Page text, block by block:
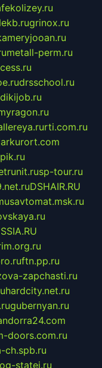
grinox.ru
metall-perm.ru
drsschool.ru
rti.com.ru
sp-tour.ru
DSHAIR.RU
ftn.pp.ru
zapchasti.ru
hardcity.net.ru
gubernyan.ru
doors.com.ru
ch.spb.ru
statei.ru